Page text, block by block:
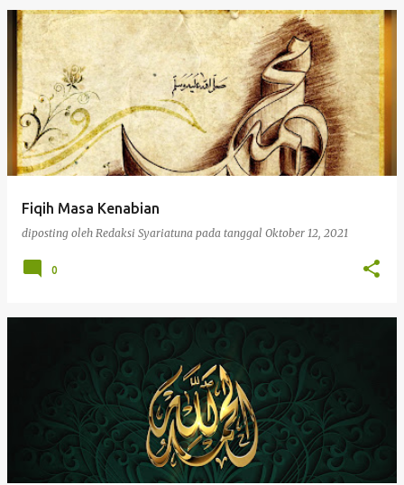
Fiqih Masa Kenabian
diposting oleh Redaksi Syariatuna pada tanggal Oktober 12, 2021
0